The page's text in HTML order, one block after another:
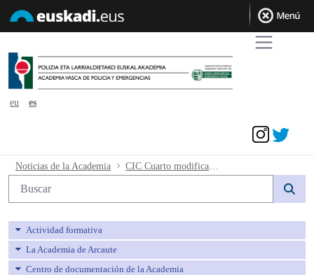
eu
es
CIC Cuarto modificación tandas -
Noticias de la Academia
Búsqueda web
Actividad formativa
La Academia de Arcaute
Centro de documentación de la Academia